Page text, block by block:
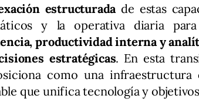
estructurada de estas
y la operativa diaria
productividad interna y
estratégicas. En esta
como una
que unifica tecnología y